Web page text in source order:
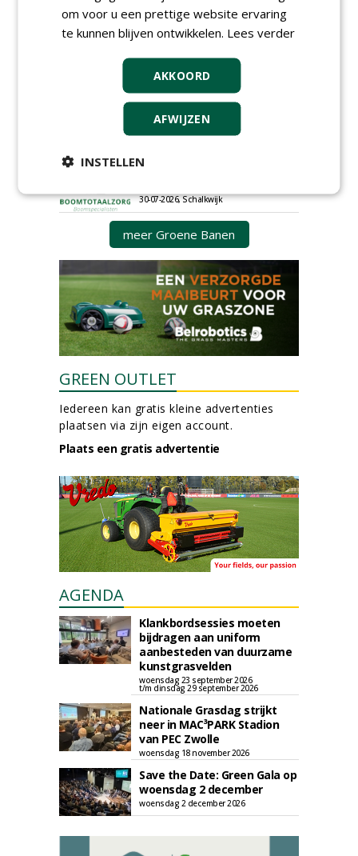
09-07-2026, Castricum en Uitgeest
Allround
(fulltime) bij DSV zaden
Nederland B.V.
06-08-2026, Ven Zelderheide
Groeiplaats specialist bij
Boomtotaalzorg32-40 uur
Boominspecteur bij
30-07-2026, Schalkwijk
meer Groene Banen
GREEN OUTLET
Iedereen kan gratis kleine advertenties
plaatsen via zijn eigen account.
Plaats een gratis advertentie
AGENDA
Klankbordsessies moeten
bijdragen aan uniform
aanbesteden van duurzame
kunstgrasvelden
woensdag 23 september 2026
t/m dinsdag 29 september 2026
Nationale Grasdag strijkt
neer in MAC³PARK Stadion
van PEC Zwolle
woensdag 18 november 2026
Save the Date: Green Gala op
woensdag 2 december
woensdag 2 december 2026
om voor u een prettige website ervaring
te kunnen blijven ontwikkelen. Lees verder
AKKOORD
AFWIJZEN
INSTELLEN